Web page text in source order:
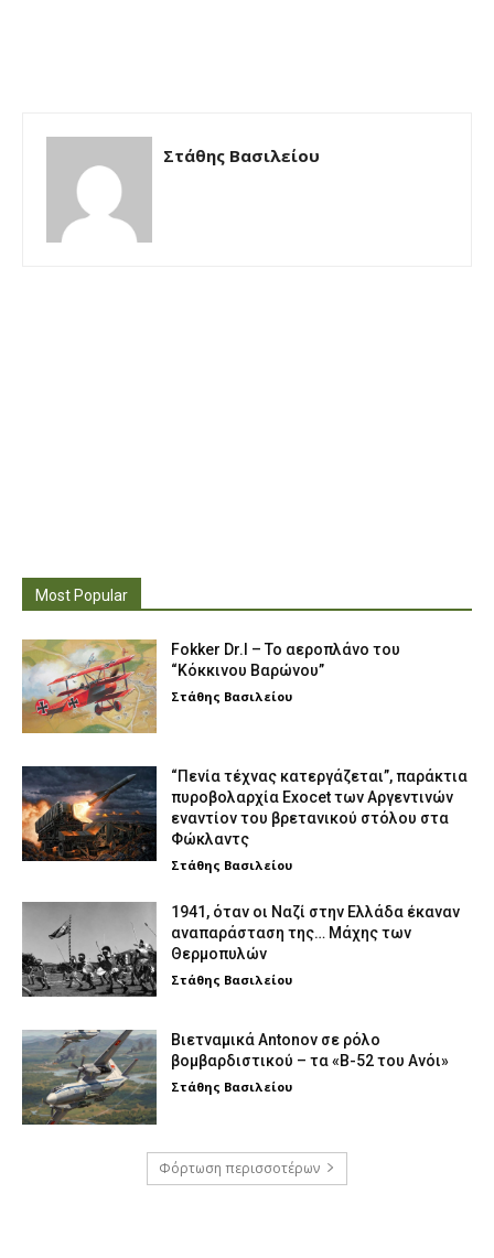
Στάθης Βασιλείου
Most Popular
Fokker Dr.I – To αεροπλάνο του
“Κόκκινου Βαρώνου”
Στάθης Βασιλείου
“Πενία τέχνας κατεργάζεται”, παράκτια
πυροβολαρχία Exocet των Αργεντινών
εναντίον του βρετανικού στόλου στα
Φώκλαντς
Στάθης Βασιλείου
1941, όταν οι Ναζί στην Ελλάδα έκαναν
αναπαράσταση της… Μάχης των
Θερμοπυλών
Στάθης Βασιλείου
Βιετναμικά Antonov σε ρόλο
βομβαρδιστικού – τα «Β-52 του Ανόι»
Στάθης Βασιλείου
Φόρτωση περισσοτέρων